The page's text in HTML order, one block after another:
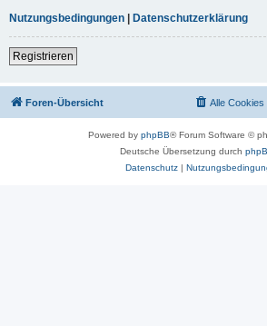
Nutzungsbedingungen | Datenschutzerklärung
Registrieren
Foren-Übersicht Alle Cookies
Powered by phpBB® Forum Software ©
Deutsche Übersetzung durch
Datenschutz|